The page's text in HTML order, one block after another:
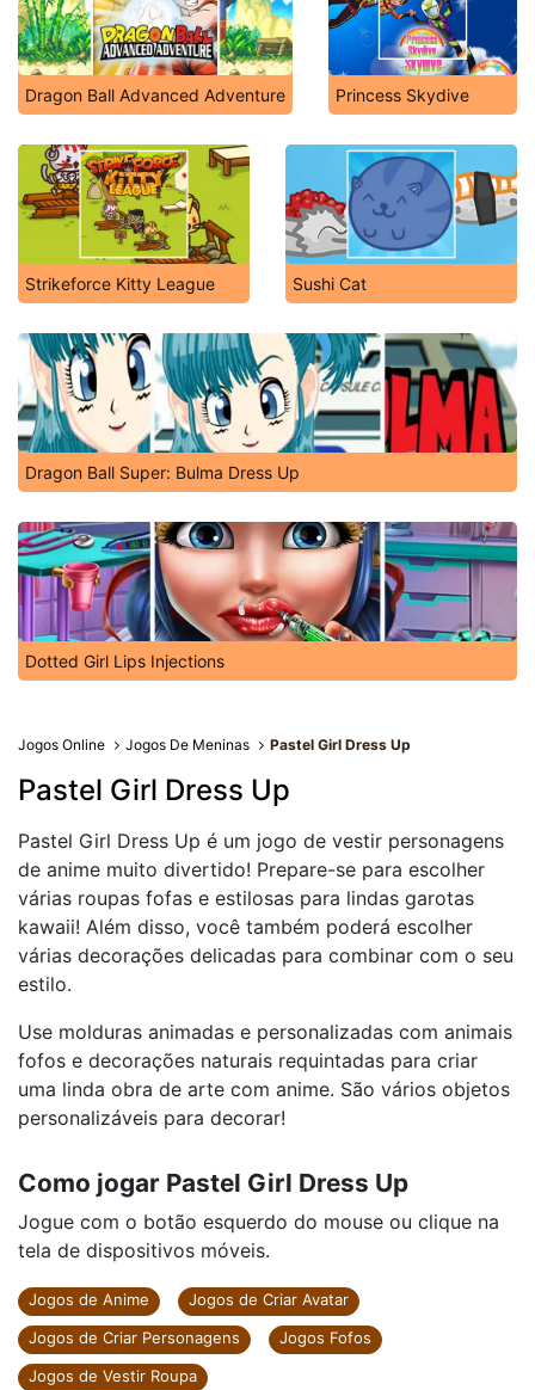
Dragon Ball Advanced Adventure Princess Skydive
Strikeforce Kitty League Sushi Cat
Dragon Ball Super: Bulma Dress Up
Dotted Girl Lips Injections
Jogos Online Jogos De Meninas Pastel Girl Dress Up
Pastel Girl Dress Up
Pastel Girl Dress Up é um jogo de vestir personagens
de anime muito divertido! Prepare-se para escolher
várias roupas fofas e estilosas para lindas garotas
kawaii! Além disso, você também poderá escolher
várias decorações delicadas para combinar com o seu
estilo.
Use molduras animadas e personalizadas com animais
fofos e decorações naturais requintadas para criar
uma linda obra de arte com anime. São vários objetos
personalizáveis para decorar!
Como jogar Pastel Girl Dress Up
Jogue com o botão esquerdo do mouse ou clique na
tela de dispositivos móveis.
Jogos de Anime
Jogos de Criar Avatar
Jogos de Criar Personagens
Jogos Fofos
Jogos de Vestir Roupa